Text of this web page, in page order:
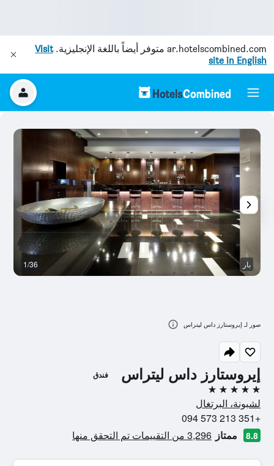
ar.hotelscombined.com متوفر أيضاً باللغة الإنجليزية.Visit
site in English
إيروستارز داس ليتراس فندق
5 نجوم
لشبونة، البرتغال
+351 213 573 094
8.8 ممتاز 3,296 من التقييمات تم التحقق منها
بار 1/36
صور لـ إيروستارز داس ليتراس